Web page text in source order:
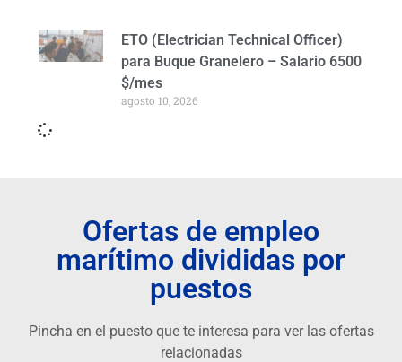
ETO (Electrician Technical Officer)
para Buque Granelero – Salario 6500
$/mes
agosto 10, 2026
Ofertas de empleo
marítimo divididas por
puestos
Pincha en el puesto que te interesa para ver las ofertas
relacionadas